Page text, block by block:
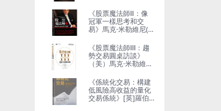
《股票魔法師Ⅱ：像
冠軍一樣思考和交
易》馬克·米勒維尼(M
《股票魔法師Ⅲ：趨
勢交易圓桌訪談》
（美）馬克·米勒維尼
等 著；李鬆陽，王
韻，石孟南 譯
《係統化交易：構建
低風險高收益的量化
交易係統》[英]羅伯